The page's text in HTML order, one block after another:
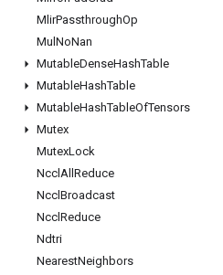
MlirPassthroughOp
Mul NoNan
MutableDenseHashTable
MutableHashTable
MutableHashTableOfTensors
Mutex
MutexLock
Nccl All Reduce
Nccl Broadcast
Nccl Reduce
Ndtri
NearestNeighbors